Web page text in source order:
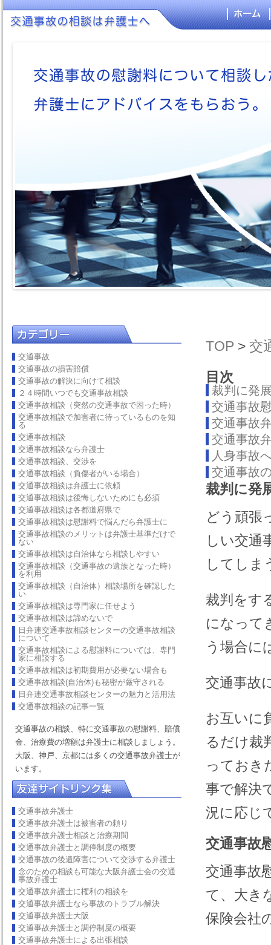
交通事故
交通事故の損害賠償
交通事故の解決に向けて相談
２４時間いつでも交通事故相談
交通事故相談（突然の交通事故で困った時）
交通事故相談で加害者に待っているものを知
る
交通事故相談
交通事故相談なら弁護士
交通事故相談、交渉を
交通事故相談（負傷者がいる場合）
交通事故相談は弁護士に依頼
交通事故相談は後悔しないためにも必須
交通事故相談は各都道府県で
交通事故相談は慰謝料で悩んだら弁護士に
交通事故相談のメリットは弁護士基準だけで
ない
交通事故相談は自治体なら相談しやすい
交通事故相談（交通事故の遺族となった時）
を利用
交通事故相談（自治体）相談場所を確認した
い
交通事故相談は専門家に任せよう
交通事故相談は諦めないで
日弁連交通事故相談センターの交通事故相談
について
交通事故相談による慰謝料については、専門
家に相談する
交通事故相談は初期費用が必要ない場合も
交通事故相談(自治体)も秘密が厳守される
日弁連交通事故相談センターの魅力と活用法
交通事故相談の記事一覧
交通事故の相談、特に交通事故の慰謝料、賠償
金、治療費の増額は弁護士に相談しましょう。
大阪、神戸、京都には多くの交通事故弁護士が
います。
交通事故弁護士
交通事故弁護士は被害者の頼り
交通事故弁護士相談と治療期間
交通事故弁護士と調停制度の概要
交通事故の後遺障害について交渉する弁護士
念のための相談も可能な大阪弁護士会の交通
事故弁護士
交通事故弁護士に権利の相談を
交通事故弁護士なら事故のトラブル解決
交通事故弁護士大阪
交通事故弁護士と調停制度の概要
交通事故弁護士による出張相談
TOP > 交
目次
裁判に発
交通事故
交通事故
交通事故
人身事故
交通事故
裁判に発
どう頑張
しい交通
してしま
裁判をす
になって
う場合に
交通事故
お互いに
るだけ裁
っておき
事で解決
況に応じ
交通事故
交通事故
て、大き
保険会社